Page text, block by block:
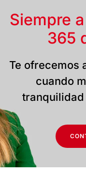
Siempre
365
Te ofrecemos
cuando